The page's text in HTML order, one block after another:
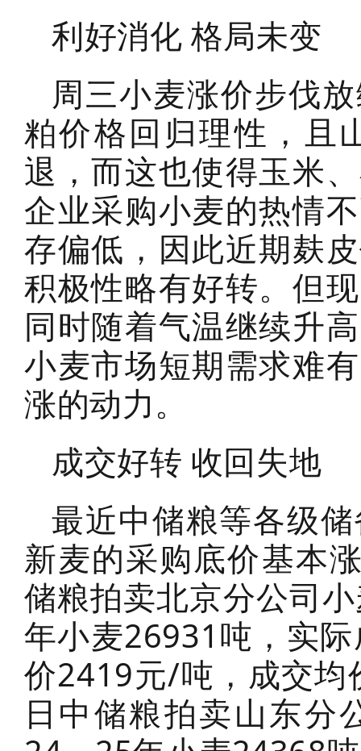
利好消化 格局未变
周三小麦涨价步伐
粕价格回归理性，且
退，而这也使得玉米
企业采购小麦的热情
存偏低，因此近期麸
积极性略有好转。但
同时随着气温继续升
小麦市场短期需求难
涨的动力。
成交好转 收回失地
最近中储粮等各级
新麦的采购底价基本
储粮拍卖北京分公司
年小麦26931吨，实
价2419元/吨，成交
日中储粮拍卖山东分